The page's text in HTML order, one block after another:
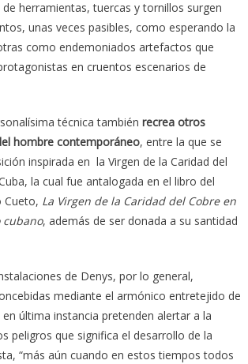
herramientas, tuercas y tornillos surgen
unas veces pasibles, como esperando la
como endemoniados artefactos que
en cruentos escenarios de
técnica también recrea otros
hombre contemporáneo, entre la que se
inspirada en la Virgen de la Caridad del
la cual fue antalogada en el libro del
Cueto, La Virgen de la Caridad del Cobre en
, además de ser donada a su santidad
de Denys, por lo general,
mediante el armónico entretejido de
última instancia pretenden alertar a la
peligros que significa el desarrollo de la
“más aún cuando en estos tiempos todos